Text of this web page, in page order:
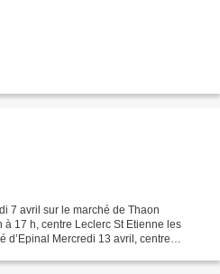
7 avril sur le marché de Thaon
17 h, centre Leclerc St Etienne les
d’Epinal Mercredi 13 avril, centre